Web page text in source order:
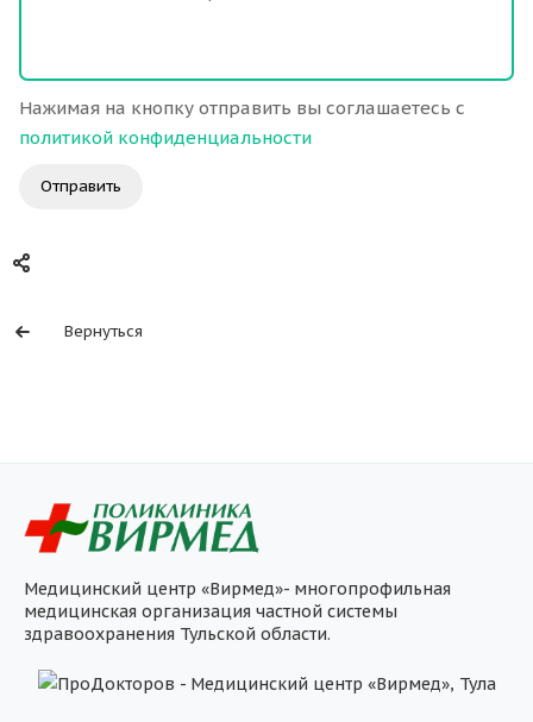
Нажимая на кнопку отправить вы соглашаетесь с
политикой конфиденциальности
Отправить
Вернуться
Медицинский центр «Вирмед»- многопрофильная
медицинская организация частной системы
здравоохранения Тульской области.